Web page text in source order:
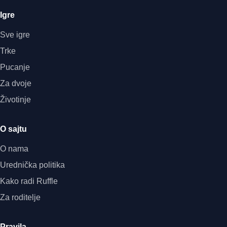
Igre
Sve igre
Trke
Pucanje
Za dvoje
Životinje
O sajtu
O nama
Urednička politika
Kako radi Ruffle
Za roditelje